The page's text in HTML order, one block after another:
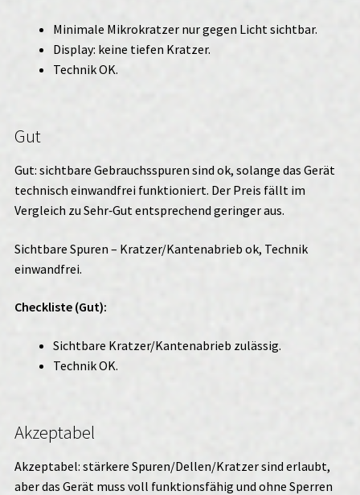
Minimale Mikrokratzer nur gegen Licht sichtbar.
Display: keine tiefen Kratzer.
Technik OK.
Gut
Gut: sichtbare Gebrauchsspuren sind ok, solange das Gerät
technisch einwandfrei funktioniert. Der Preis fällt im
Vergleich zu Sehr‑Gut entsprechend geringer aus.
Sichtbare Spuren – Kratzer/Kantenabrieb ok, Technik
einwandfrei.
Checkliste (Gut):
Sichtbare Kratzer/Kantenabrieb zulässig.
Technik OK.
Akzeptabel
Akzeptabel: stärkere Spuren/Dellen/Kratzer sind erlaubt,
aber das Gerät muss voll funktionsfähig und ohne Sperren